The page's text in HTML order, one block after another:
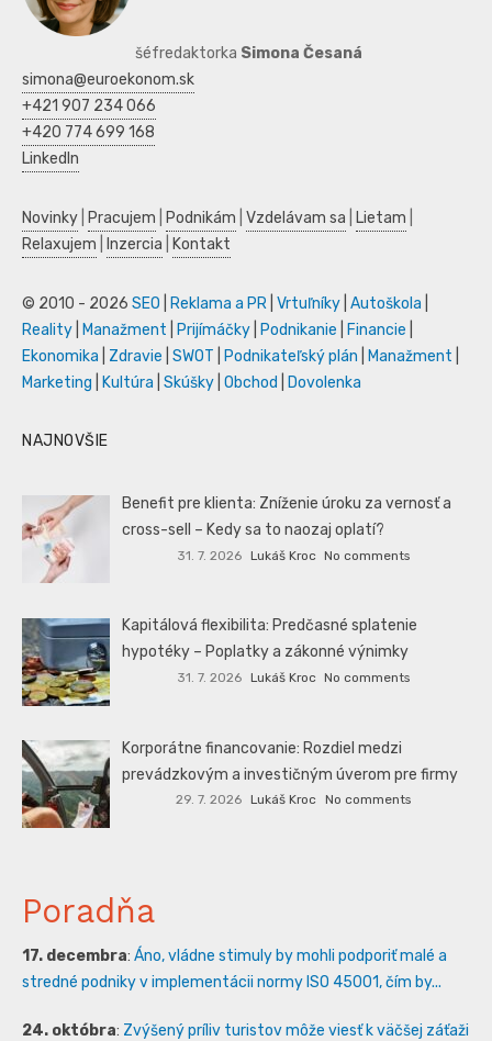
šéfredaktorka Simona Česaná
simona@euroekonom.sk
+421 907 234 066
+420 774 699 168
LinkedIn
Novinky Pracujem Podnikám Vzdelávam sa Lietam
Relaxujem
Inzercia Kontakt
© 2010 - 2026 SEO Reklama a PR Vrtuľníky Autoškola
Reality
Manažment Prijímáčky Podnikanie Financie
Ekonomika
Zdravie SWOT Podnikateľský plán Manažment
Marketing
Kultúra Skúšky Obchod Dovolenka
NAJNOVŠIE
Benefit pre klienta: Zníženie úroku za vernosť a
cross-sell – Kedy sa to naozaj oplatí?
31. 7. 2026 Lukáš Kroc No comments
Kapitálová flexibilita: Predčasné splatenie
hypotéky – Poplatky a zákonné výnimky
31. 7. 2026 Lukáš Kroc No comments
Korporátne financovanie: Rozdiel medzi
prevádzkovým a investičným úverom pre firmy
29. 7. 2026 Lukáš Kroc No comments
Poradňa
17. decembra: Áno, vládne stimuly by mohli podporiť malé a
stredné podniky v implementácii normy ISO 45001, čím by...
24. októbra: Zvýšený príliv turistov môže viesť k väčšej záťaži